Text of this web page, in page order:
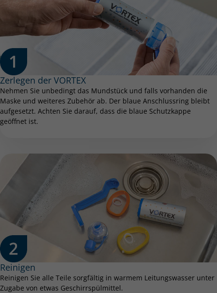
Zerlegen der VORTEX
Nehmen Sie unbedingt das Mundstück und falls vorhanden die
Maske und weiteres Zubehör ab. Der blaue Anschlussring bleibt
aufgesetzt. Achten Sie darauf, dass die blaue Schutzkappe
geöffnet ist.
Reinigen
Reinigen Sie alle Teile sorgfältig in warmem Leitungswasser unter
Zugabe von etwas Geschirrspülmittel.